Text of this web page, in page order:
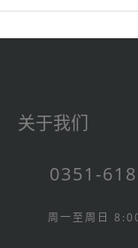
关于我们
0351-
周一至周日